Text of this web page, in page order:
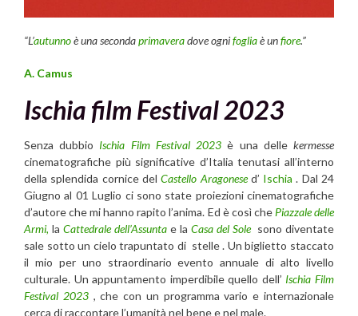
“L’autunnoè una secondaprimaveradove ognifogliaè unfiore.”
A. Camus
Ischia film Festival 2023
Senza dubbio Ischia Film Festival 2023 è una dellekermesse
cinematografiche più significative d’Italia tenutasi all’interno
della splendida cornice delCastello Aragonesed’ Ischia . Dal 24
Giugno al 01 Luglio ci sono state proiezioni cinematografiche
d’autore che mi hanno rapito l’anima. Ed è così che Piazzale delle
Armi, la Cattedrale dell’Assunta e la Casa del Sole sono diventate
sale sotto un cielo trapuntato di stelle . Un biglietto staccato
il mio per uno straordinario evento annuale di alto livello
culturale. Un appuntamento imperdibile quello dell’ Ischia Film
Festival 2023, che con un programma vario e internazionale
cerca di raccontare l’umanità nel bene e nel male.